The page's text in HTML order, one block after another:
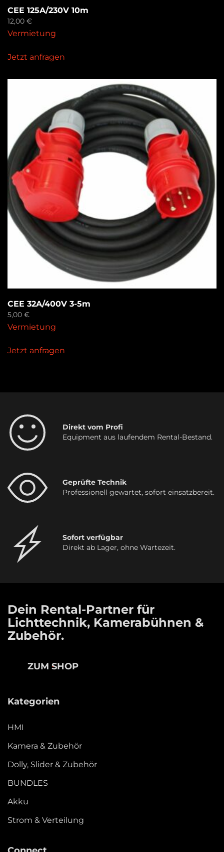
CEE 125A/230V 10m
12,00 €
Vermietung
Jetzt anfragen
CEE 32A/400V 3-5m
5,00 €
Vermietung
Jetzt anfragen
Direkt vom Profi
Equipment aus laufendem Rental-Bestand.
Geprüfte Technik
Professionell gewartet, sofort einsatzbereit.
Sofort verfügbar
Direkt ab Lager, ohne Wartezeit.
Dein Rental-Partner für
Lichttechnik, Kamerabühnen &
Zubehör.
ZUM SHOP
Kategorien
HMI
Kamera & Zubehör
Dolly, Slider & Zubehör
BUNDLES
Akku
Strom & Verteilung